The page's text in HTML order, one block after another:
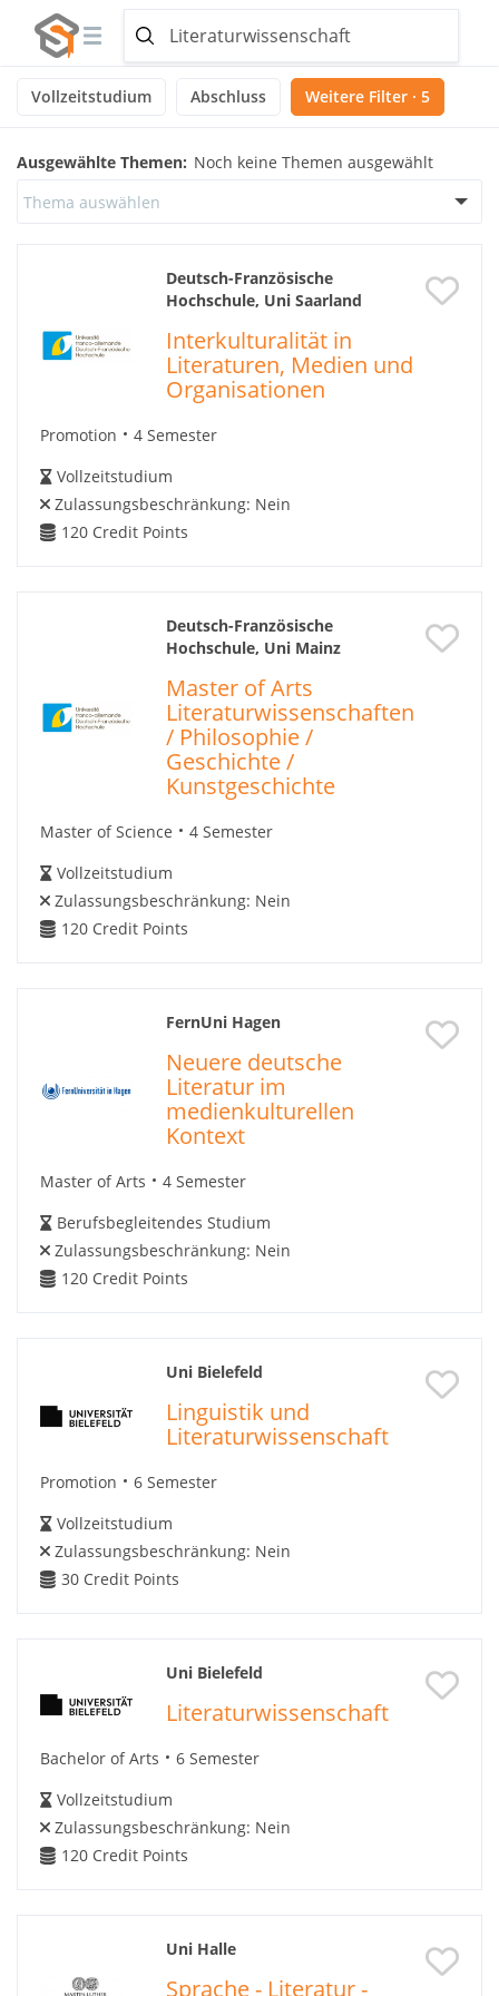
Vollzeitstudium Abschluss Weitere Filter · 5
Ausgewählte Themen: Noch keine Themen ausgewählt
Thema auswählen
Deutsch-Französische
Hochschule, Uni Saarland
Interkulturalität in
Literaturen, Medien und
Organisationen
Promotion
4 Semester
Vollzeitstudium
Zulassungsbeschränkung: Nein
120 Credit Points
Deutsch-Französische
Hochschule, Uni Mainz
Master of Arts
Literaturwissenschaften
/ Philosophie /
Geschichte /
Kunstgeschichte
Master of Science
4 Semester
Vollzeitstudium
Zulassungsbeschränkung: Nein
120 Credit Points
FernUni Hagen
Neuere deutsche
Literatur im
medienkulturellen
Kontext
Master of Arts
4 Semester
Berufsbegleitendes Studium
Zulassungsbeschränkung: Nein
120 Credit Points
Uni Bielefeld
Linguistik und
Literaturwissenschaft
Promotion
6 Semester
Vollzeitstudium
Zulassungsbeschränkung: Nein
30 Credit Points
Uni Bielefeld
Literaturwissenschaft
Bachelor of Arts
6 Semester
Vollzeitstudium
Zulassungsbeschränkung: Nein
120 Credit Points
Uni Halle
Sprache - Literatur -